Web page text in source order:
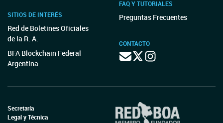
SITIOS DE INTERÉS
Red de Boletines Oficiales
de la R. A.
BFA Blockchain Federal
Argentina
FAQ Y TUTORIALES
Preguntas Frecuentes
CONTACTO
Secretaría
Legal y Técnica